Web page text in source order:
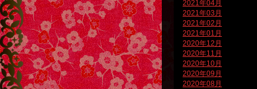
2021年04月
2021年03月
2021年02月
2021年01月
2020年12月
2020年11月
2020年10月
2020年09月
2020年08月